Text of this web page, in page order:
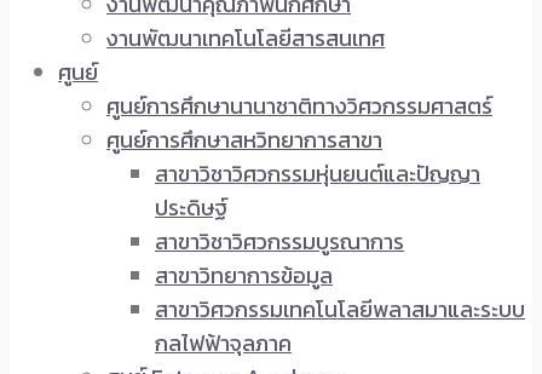
งานพัฒนาเทคโนโลยีสารสนเทศ
ศูนย์
ศูนย์การศึกษานานาชาติทางวิศวกรรมศาสตร์
ศูนย์การศึกษาสหวิทยาการสาขา
สาขาวิชาวิศวกรรมหุ่นยนต์และปัญญา
ประดิษฐ์
สาขาวิชาวิศวกรรมบูรณาการ
สาขาวิทยาการข้อมูล
สาขาวิศวกรรมเทคโนโลยีพลาสมาและระบบ
กลไฟฟ้าจุลภาค